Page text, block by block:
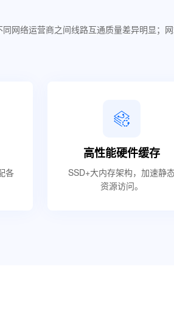
网络运营商之间线路互通质量差异明显
各
高性能硬件缓存
SSD+大内存架构，加速静
资源访问。